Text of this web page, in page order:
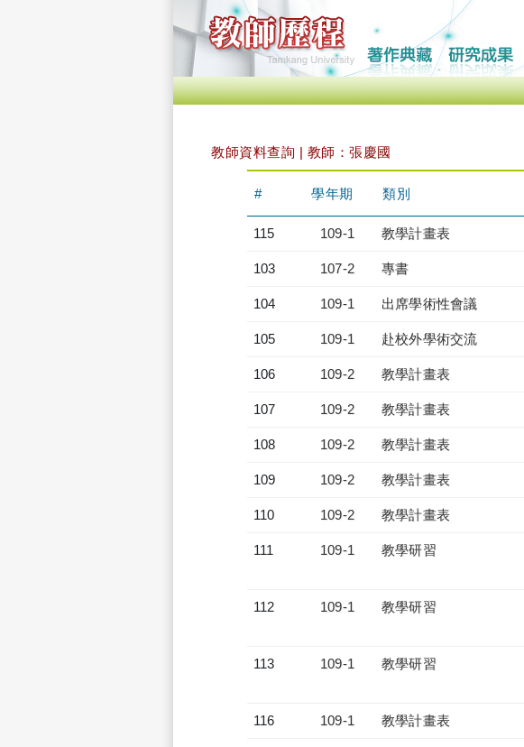
教師資料查詢 | 教師：張慶國
# 學年期 類別
115 109-1 教學計畫表
103 107-2 專書
104 109-1 出席學術性會議
105 109-1 赴校外學術交流
106 109-2 教學計畫表
107 109-2 教學計畫表
108 109-2 教學計畫表
109 109-2 教學計畫表
110 109-2 教學計畫表
111 109-1 教學研習
112 109-1 教學研習
113 109-1 教學研習
116 109-1 教學計畫表